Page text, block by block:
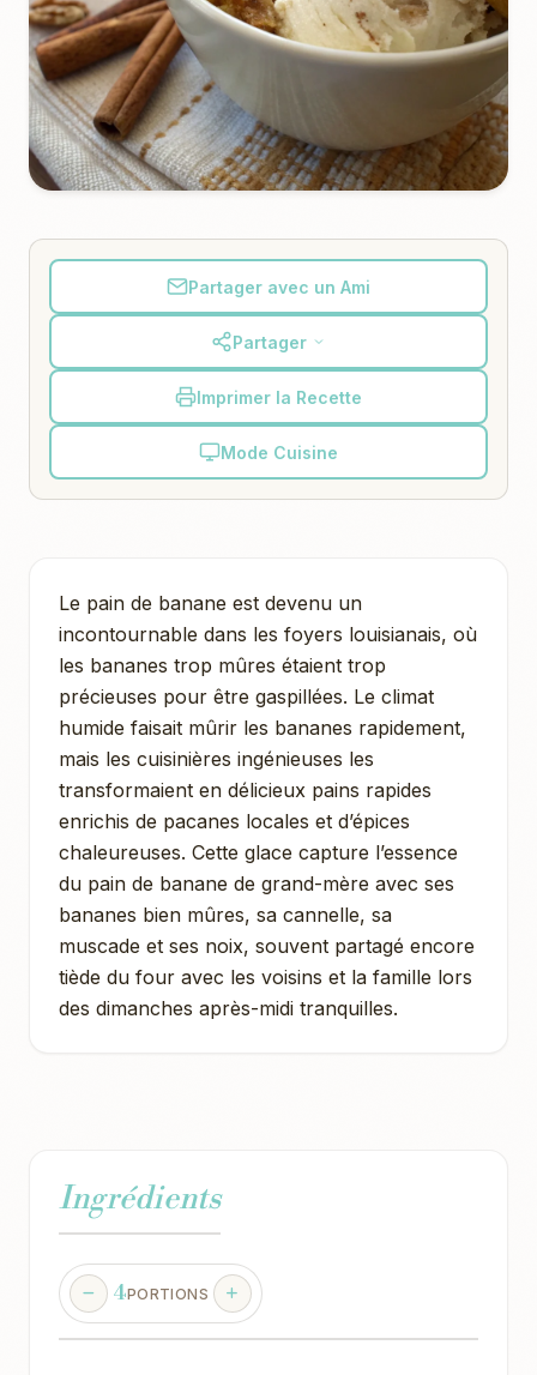
Partager avec un Ami
Partager
Imprimer la Recette
Mode Cuisine
Le pain de banane est devenu un
incontournable dans les foyers louisianais, où
les bananes trop mûres étaient trop
précieuses pour être gaspillées. Le climat
humide faisait mûrir les bananes rapidement,
mais les cuisinières ingénieuses les
transformaient en délicieux pains rapides
enrichis de pacanes locales et d’épices
chaleureuses. Cette glace capture l’essence
du pain de banane de grand-mère avec ses
bananes bien mûres, sa cannelle, sa
muscade et ses noix, souvent partagé encore
tiède du four avec les voisins et la famille lors
des dimanches après-midi tranquilles.
Ingrédients
4PORTIONS